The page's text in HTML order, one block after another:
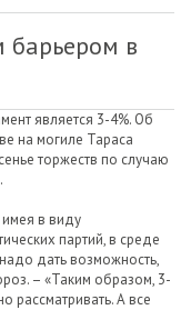
в
является 3-4%. Об
на могиле Тараса
торжеств по случаю
имея в виду
партий, в среде
дать возможность,
– «Таким образом, 3-
рассматривать. А все